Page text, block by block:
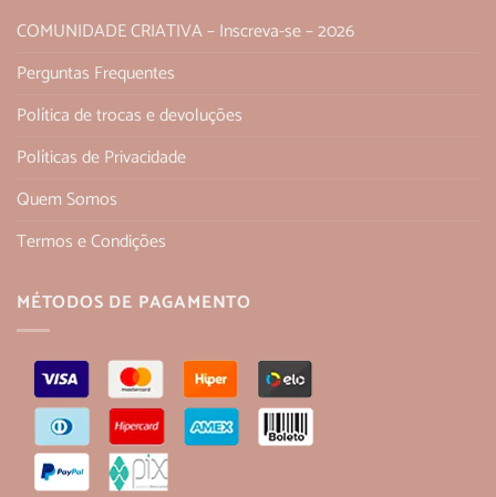
COMUNIDADE CRIATIVA – Inscreva-se – 2026
Perguntas Frequentes
Política de trocas e devoluções
Políticas de Privacidade
Quem Somos
Termos e Condições
MÉTODOS DE PAGAMENTO